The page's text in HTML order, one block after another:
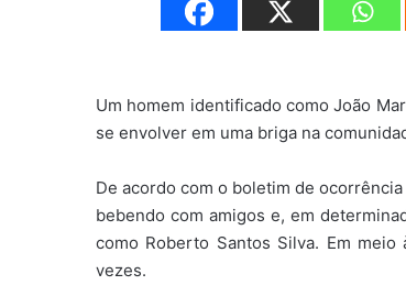
Um homem identificado como João
se envolver em uma briga na
De acordo com o boletim de
bebendo com amigos e, em
como Roberto Santos Silva. Em
vezes.